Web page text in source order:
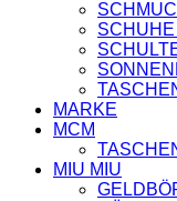
MARKE
MCM
MIU MIU